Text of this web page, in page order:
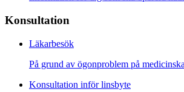
Konsultation
Läkarbesök
På grund av ögonproblem på
Konsultation inför linsbyte